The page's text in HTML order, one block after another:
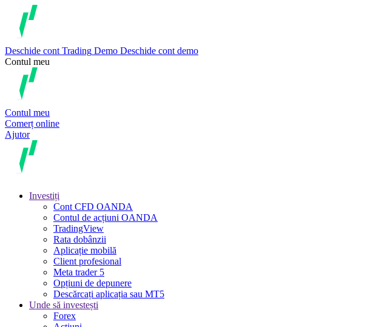
Deschide cont Trading Demo Deschide cont demo
Contul meu
Contul meu
Comerț online
Ajutor
Investiți
Cont CFD OANDA
Contul de acțiuni OANDA
TradingView
Rata dobânzii
Aplicație mobilă
Client profesional
Meta trader 5
Opțiuni de depunere
Descărcați aplicația sau MT5
Unde să investești
Forex